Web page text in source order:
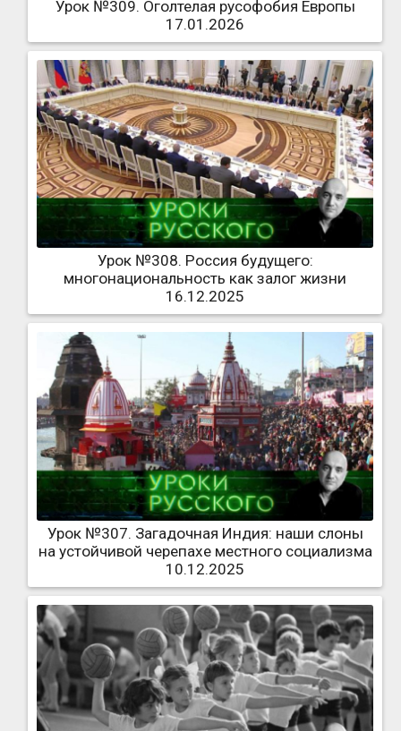
Урок №309. Оголтелая русофобия Европы
17.01.2026
Урок №308. Россия будущего:
многонациональность как залог жизни
16.12.2025
Урок №307. Загадочная Индия: наши слоны
на устойчивой черепахе местного социализма
10.12.2025